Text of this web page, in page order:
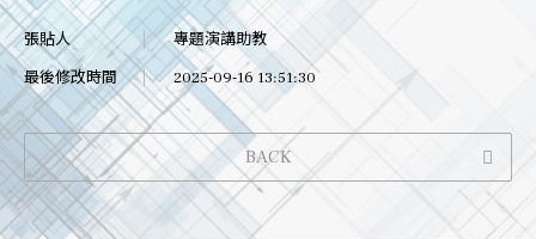
張貼人
專題演講助教
最後修改時間
2025-09-16 13:51:30
BACK